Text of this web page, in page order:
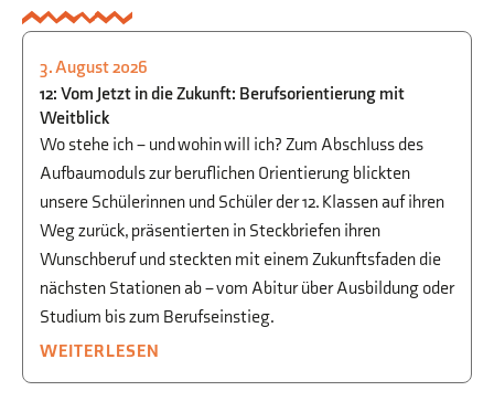
STUDIEN- UND BERUFSORIENTIERUNG
3. August 2026
12: Vom Jetzt in die Zukunft: Berufsorientierung mit
Weitblick
Wo stehe ich – und wohin will ich? Zum Abschluss des
Aufbaumoduls zur beruflichen Orientierung blickten
unsere Schülerinnen und Schüler der 12. Klassen auf ihren
Weg zurück, präsentierten in Steckbriefen ihren
Wunschberuf und steckten mit einem Zukunftsfaden die
nächsten Stationen ab – vom Abitur über Ausbildung oder
Studium bis zum Berufseinstieg.
WEITERLESEN